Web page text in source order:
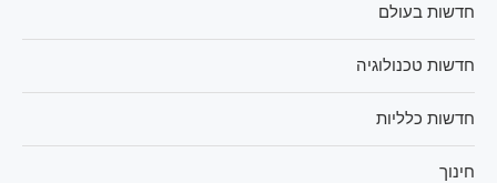
חדשות בעולם
חדשות טכנולוגיה
חדשות כלליות
חינוך